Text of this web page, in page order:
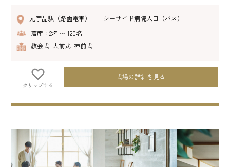
元宇品駅（路面電車） シーサイド病院入口（バス）
着席：2名 〜 120名
教会式 人前式 神前式
クリップする
式場の詳細を見る